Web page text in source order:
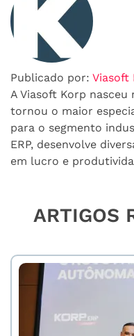
Publicado por: Viasoft
A Viasoft Korp nasceu
tornou o maior
para o segmento
ERP, desenvolve
em lucro e
ARTIGOS